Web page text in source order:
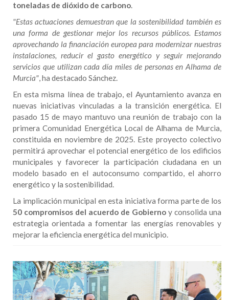
toneladas de dióxido de carbono.
"Estas actuaciones demuestran que la sostenibilidad también es
una forma de gestionar mejor los recursos públicos. Estamos
aprovechando la financiación europea para modernizar nuestras
instalaciones, reducir el gasto energético y seguir mejorando
servicios que utilizan cada día miles de personas en Alhama de
Murcia", ha destacado Sánchez.
En esta misma línea de trabajo, el Ayuntamiento avanza en
nuevas iniciativas vinculadas a la transición energética. El
pasado 15 de mayo mantuvo una reunión de trabajo con la
primera Comunidad Energética Local de Alhama de Murcia,
constituida en noviembre de 2025. Este proyecto colectivo
permitirá aprovechar el potencial energético de los edificios
municipales y favorecer la participación ciudadana en un
modelo basado en el autoconsumo compartido, el ahorro
energético y la sostenibilidad.
La implicación municipal en esta iniciativa forma parte de los
50 compromisos del acuerdo de Gobierno y consolida una
estrategia orientada a fomentar las energías renovables y
mejorar la eficiencia energética del municipio.